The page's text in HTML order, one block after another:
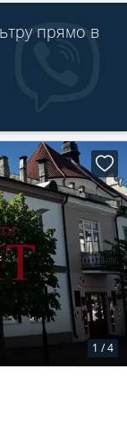
прямо в
1 /4